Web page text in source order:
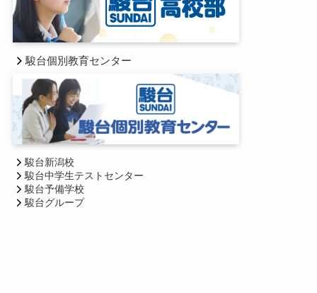
駿台個別教育センター
駿台新潟校
駿台中学生テストセンター
駿台予備学校
駿台グループ